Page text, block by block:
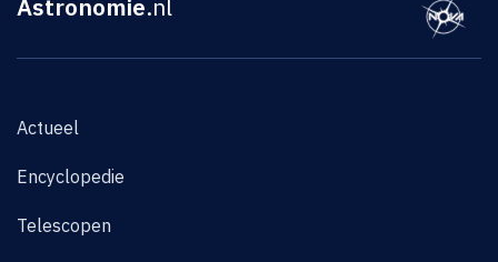
Astronomie.nl
Actueel
Encyclopedie
Telescopen